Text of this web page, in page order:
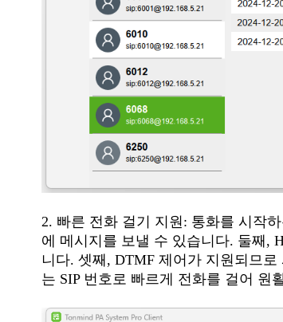
2. 빠른 전화 걸기 지원: 통화를 시작
에 메시지를 보낼 수 있습니다. 둘째,
니다. 셋째, DTMF 제어가 지원되므
는 SIP 번호로 빠르게 전화를 걸어 원